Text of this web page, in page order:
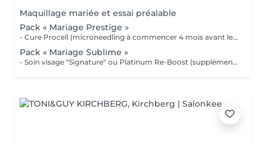
Maquillage mariée et essai préalable
Pack « Mariage Prestige »
- Cure Procell (microneedling à commencer 4 mois avant le jour J) ou cure Soin Signature. - Gommage du corps et massage 1h : 1 semaine avant le jour J - Beauté des mains et beauté des pieds (vernis semi permanent en supplément) : 2 jours avant le jour J - Maquillage Mariée, le jour J + essai à votre convenance - Épilations au choix, 2 jours avant le jour J 1099€ au lieu de 1435€
Pack « Mariage Sublime »
- Soin visage "Signature" ou Platinum Re-Boost (supplément de 25€) - Gommage du corps - Massage détente dos et épaules - Beauté des pieds et vernis simple (semi permanent + 6€) - Beauté des mains et vernis classique (semi permanent + 15€) - Maquillage Mariée + essai préalable - Épilations au choix (cire classique) Forfait à planifier avec votre esthéticienne 599€ au lieu de 728€